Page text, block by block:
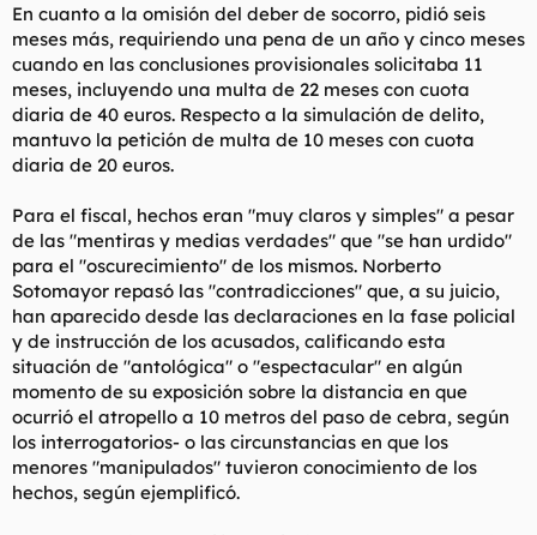
En cuanto a la omisión del deber de socorro, pidió seis
meses más, requiriendo una pena de un año y cinco meses
cuando en las conclusiones provisionales solicitaba 11
meses, incluyendo una multa de 22 meses con cuota
diaria de 40 euros. Respecto a la simulación de delito,
mantuvo la petición de multa de 10 meses con cuota
diaria de 20 euros.
Para el fiscal, hechos eran "muy claros y simples" a pesar
de las "mentiras y medias verdades" que "se han urdido"
para el "oscurecimiento" de los mismos. Norberto
Sotomayor repasó las "contradicciones" que, a su juicio,
han aparecido desde las declaraciones en la fase policial
y de instrucción de los acusados, calificando esta
situación de "antológica" o "espectacular" en algún
momento de su exposición sobre la distancia en que
ocurrió el atropello a 10 metros del paso de cebra, según
los interrogatorios- o las circunstancias en que los
menores "manipulados" tuvieron conocimiento de los
hechos, según ejemplificó.